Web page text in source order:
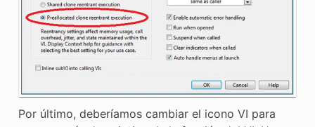
Por último, deberíamos cambiar el icono VI para